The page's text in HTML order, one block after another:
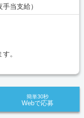
当支給）
。
簡単30秒
Webで応募